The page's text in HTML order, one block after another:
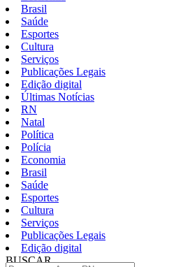
Brasil
Saúde
Esportes
Cultura
Serviços
Publicações Legais
Edição digital
Últimas Notícias
RN
Natal
Política
Polícia
Economia
Brasil
Saúde
Esportes
Cultura
Serviços
Publicações Legais
Edição digital
BUSCAR